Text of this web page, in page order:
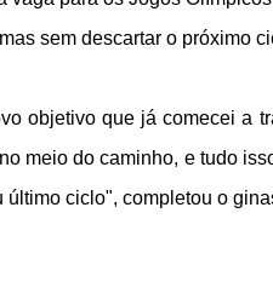
sem descartar o próximo
objetivo que já comecei a
meio do caminho, e tudo
último ciclo", completou o